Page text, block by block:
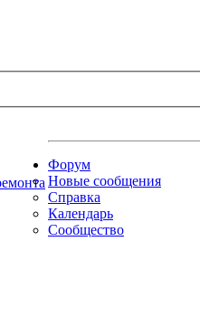
Форум
Новые сообщения
Справка
Календарь
Сообщество